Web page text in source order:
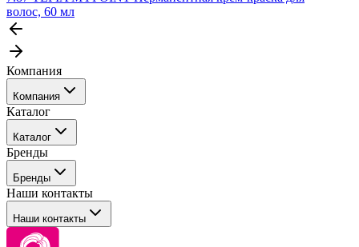
волос, 60 мл
Компания
Компания
События
Покупателю
Каталог
Каталог
Профессиональные средства для окрашивания волос
Сервисные средства
Уход
Стайлинг
Брови и ресницы
Барберинг
Бренды
Бренды
Tefia
Concept
Kezy
Наши контакты
Наши контакты